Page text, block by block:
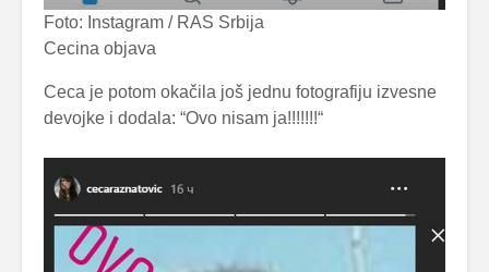
Foto: Instagram / RAS Srbija
Cecina objava
Ceca je potom okačila još jednu fotografiju izvesne
devojke i dodala: “Ovo nisam ja!!!!!!!“